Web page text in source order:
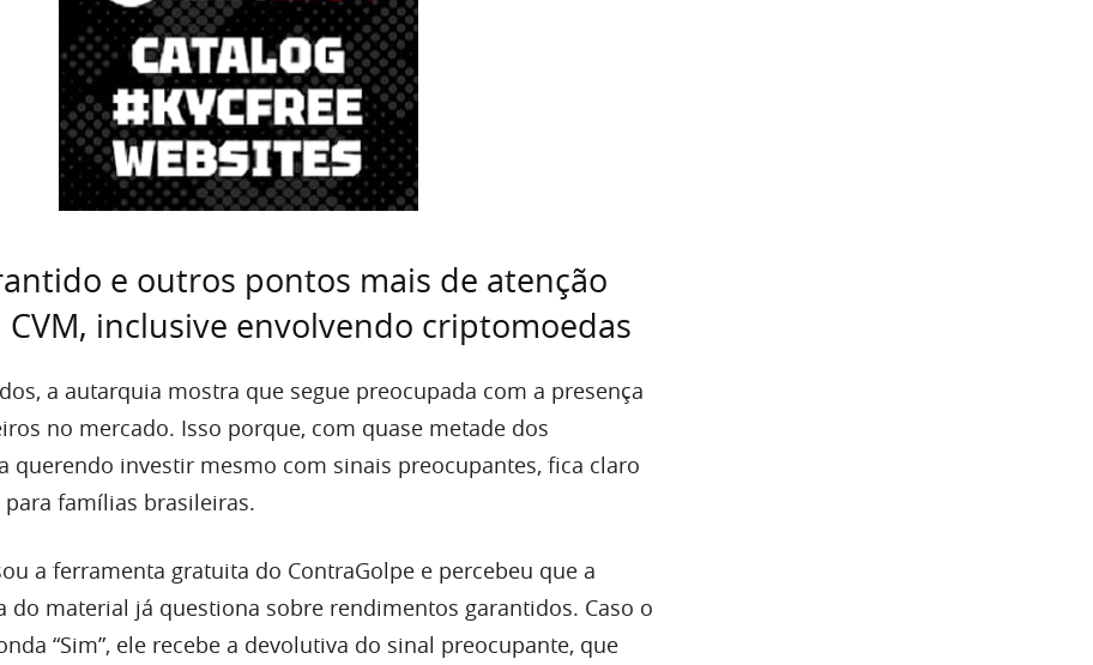
e outros pontos mais de atenção
inclusive envolvendo criptomoedas
a autarquia mostra que segue preocupada com a presença
no mercado. Isso porque, com quase metade dos
querendo investir mesmo com sinais preocupantes, fica claro
famílias brasileiras.
a ferramenta gratuita do ContraGolpe e percebeu que a
do material já questiona sobre rendimentos garantidos. Caso o
“Sim”, ele recebe a devolutiva do sinal preocupante, que